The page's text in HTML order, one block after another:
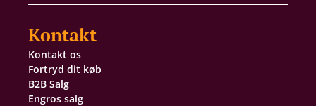
Kontakt
Kontakt os
Fortryd dit køb
B2B Salg
Engros salg